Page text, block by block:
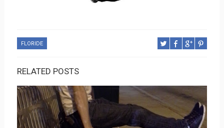
FLORIDE
RELATED POSTS